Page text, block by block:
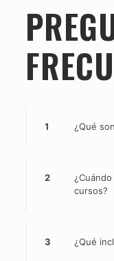
1 ¿Qué
2
cursos?
3 ¿Qué